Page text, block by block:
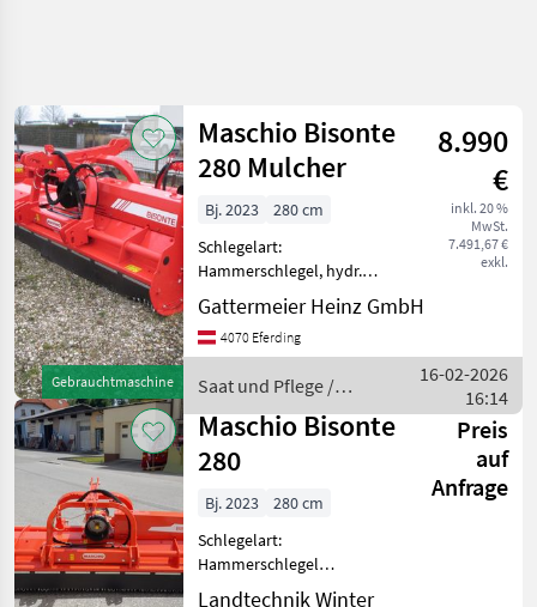
Gebrauchtmaschine
Maschio Bisonte
280 Mulcher
8.990
€
inkl. 20 %
MwSt.
7.491,67 €
exkl.
Bj. 2023
280 cm
Schlegelart:
Hammerschlegel, hydr.
Seitenverschub, Walzen
Maschio Bisonte 280
Mulcher Front- und
Gelenkwelle, Kufen, 24
Hämmer, vordere
Schutzketten,
Gattermeier Heinz GmbH
4070 Eferding
Saat und Pflege /
Maschio
16-02-2026
16:14
Maschio Bisonte
280
Preis
auf
Anfrage
Bj. 2023
280 cm
Schlegelart:
Hammerschlegel
Mulchgerät mit 2, 80 m
Landtechnik Winter